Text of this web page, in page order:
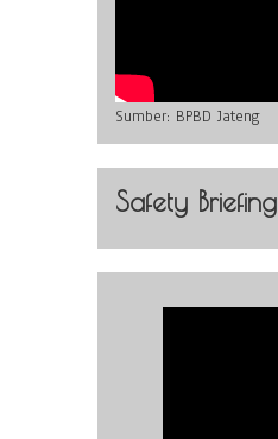
Sumber: BPBD Jateng
Safety Briefing